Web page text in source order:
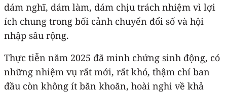
dám nghĩ, dám làm, dám chịu trách nhiệm vì lợi
ích chung trong bối cảnh chuyển đổi số và hội
nhập sâu rộng.
Thực tiễn năm 2025 đã minh chứng sinh động, có
những nhiệm vụ rất mới, rất khó, thậm chí ban
đầu còn không ít băn khoăn, hoài nghi về khả